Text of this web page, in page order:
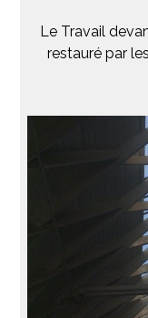
Le Travail
restauré par